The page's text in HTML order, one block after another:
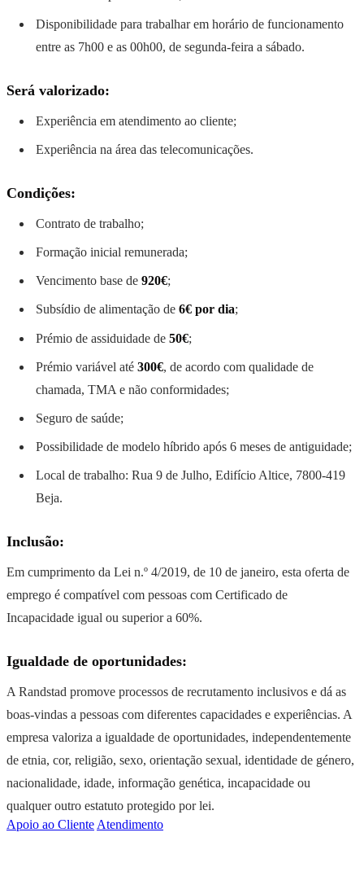
Disponibilidade para trabalhar em horário de funcionamento
entre as 7h00 e as 00h00, de segunda-feira a sábado.
Será valorizado:
Experiência em atendimento ao cliente;
Experiência na área das telecomunicações.
Condições:
Contrato de trabalho;
Formação inicial remunerada;
Vencimento base de 920€;
Subsídio de alimentação de 6€ por dia;
Prémio de assiduidade de 50€;
Prémio variável até 300€, de acordo com qualidade de
chamada, TMA e não conformidades;
Seguro de saúde;
Possibilidade de modelo híbrido após 6 meses de antiguidade;
Local de trabalho: Rua 9 de Julho, Edifício Altice, 7800-419
Beja.
Inclusão:
Em cumprimento da Lei n.º 4/2019, de 10 de janeiro, esta oferta de
emprego é compatível com pessoas com Certificado de
Incapacidade igual ou superior a 60%.
Igualdade de oportunidades:
A Randstad promove processos de recrutamento inclusivos e dá as
boas-vindas a pessoas com diferentes capacidades e experiências. A
empresa valoriza a igualdade de oportunidades, independentemente
de etnia, cor, religião, sexo, orientação sexual, identidade de género,
nacionalidade, idade, informação genética, incapacidade ou
qualquer outro estatuto protegido por lei.
Apoio ao Cliente Atendimento